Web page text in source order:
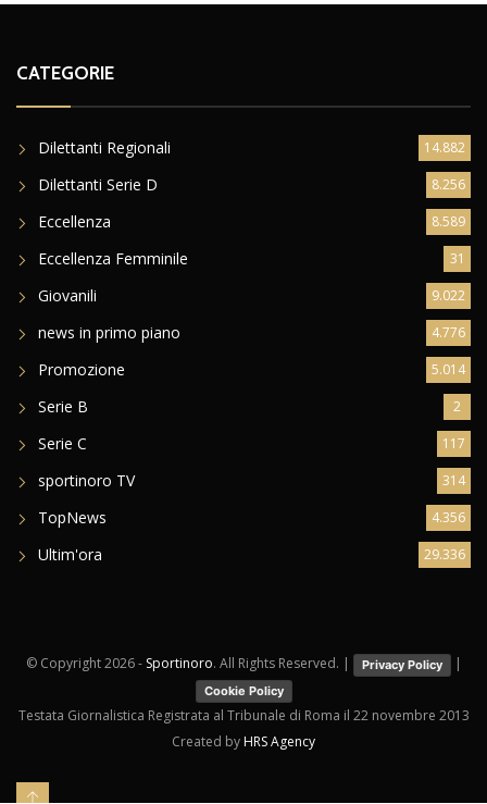
CATEGORIE
Dilettanti Regionali
Eccellenza 8.589
Eccellenza Femminile 31
Giovanili 9.022
news in primo piano 4.776
Promozione 5.014
Serie B 2
Serie C 117
sportinoro TV 314
TopNews 4.356
Ultim'ora 29.336
Testata Giornalistica Registrata al Tribunale di Roma il 22 novembre 2013
Created byHRS Agency